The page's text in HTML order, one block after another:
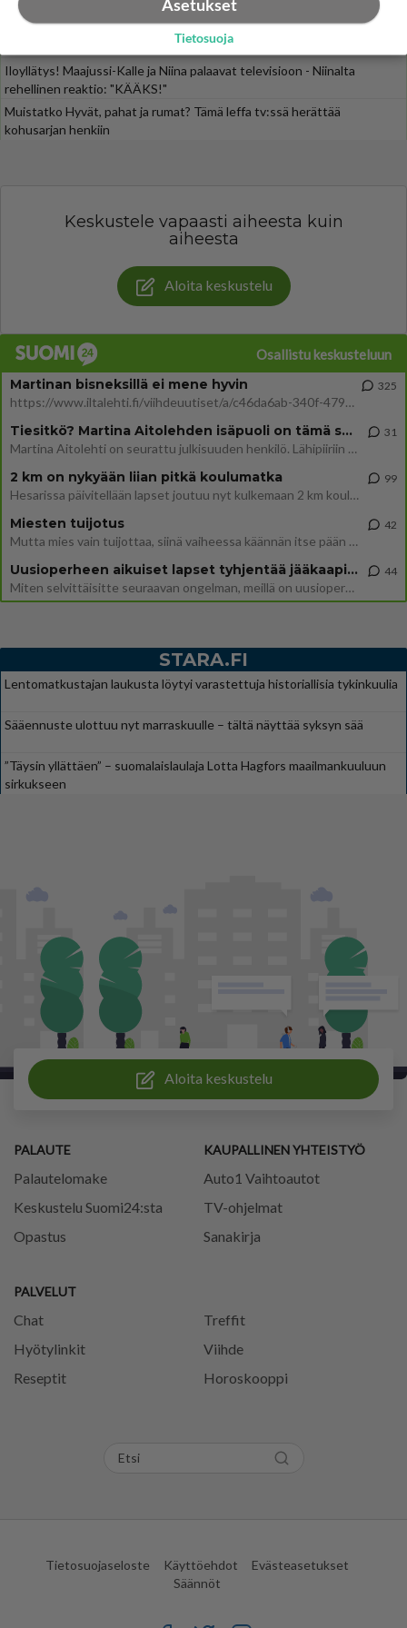
SUOMI24 VIIHDE
Muistatko? Kädestä suuhun elävä Satu sai jättimäisen rahasalkun
Iloyllätys! Maajussi-Kalle ja Niina palaavat televisioon - Niinalta
rehellinen reaktio: "KÄÄKS!"
Muistatko Hyvät, pahat ja rumat? Tämä leffa tv:ssä herättää
kohusarjan henkiin
Keskustele vapaasti aiheesta kuin
aiheesta
Aloita keskustelu
Osallistu keskusteluun
Martinan bisneksillä ei mene hyvin
https://www.iltalehti.fi/viihdeuutiset/a/c46da6ab-340f-4790-aaa7-0865eed2336 Yrityksen konkurssihakemus on tullut kärä
325
Tiesitkö? Martina Aitolehden isäpuoli on tämä suosittu laulaja
Martina Aitolehti on seurattu julkisuuden henkilö. Lähipiiriin mahtuu muitakin tunnettuja henkilöitä. Tiesitkö, että Ma
31
2 km on nykyään liian pitkä koulumatka
Hesarissa päivitellään lapset joutuu nyt kulkemaan 2 km kouluun jösses. Ruostefillarilla tuo matka menee vaikka miten äk
99
Miesten tuijotus
Mutta mies vain tuijottaa, siinä vaiheessa käännän itse pään pois. Mikä juttu? Yleensä jos joku tuijottaa tai katsoo, hä
42
Uusioperheen aikuiset lapset tyhjentää jääkaapin käydessään
Miten selvittäisitte seuraavan ongelman, meillä on uusioperhe, minulla teini-ikäiset lapset ja puolisolla aikuiset, jotk
44
STARA.FI
Lentomatkustajan laukusta löytyi varastettuja historiallisia tykinkuulia
Sääennuste ulottuu nyt marraskuulle – tältä näyttää syksyn sää
”Täysin yllättäen” – suomalaislaulaja Lotta Hagfors maailmankuuluun
sirkukseen
Aloita keskustelu
PALAUTE
Palautelomake
Keskustelu Suomi24:sta
Opastus
PALVELUT
Chat
Treffit
Hyötylinkit
Viihde
Reseptit
Horoskooppi
KAUPALLINEN YHTEISTYÖ
Auto1 Vaihtoautot
TV-ohjelmat
Sanakirja
Tietosuojaseloste Käyttöehdot
Evästeasetukset
Säännöt
Asetukset
Tietosuoja